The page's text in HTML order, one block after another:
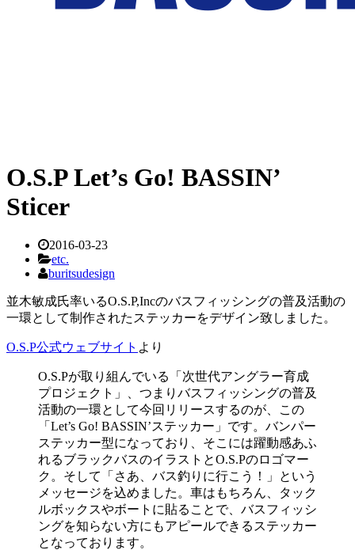
O.S.P Let’s Go! BASSIN’
Sticer
2016-03-23
etc.
buritsudesign
並木敏成氏率いるO.S.P,Incのバスフィッシングの普及活動の
一環として制作されたステッカーをデザイン致しました。
O.S.P公式ウェブサイト より
O.S.Pが取り組んでいる「次世代アングラー育成
プロジェクト」、つまりバスフィッシングの普及
活動の一環として今回リリースするのが、この
「Let’s Go! BASSIN’ステッカー」です。バンパー
ステッカー型になっており、そこには躍動感あふ
れるブラックバスのイラストとO.S.Pのロゴマー
ク。そして「さあ、バス釣りに行こう！」という
メッセージを込めました。車はもちろん、タック
ルボックスやボートに貼ることで、バスフィッシ
ングを知らない方にもアピールできるステッカー
となっております。